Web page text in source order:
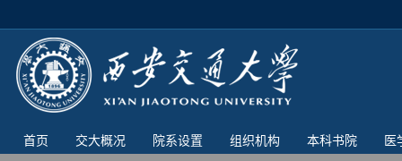
首页 交大概况 院系设置 组织机构 本科书院 医